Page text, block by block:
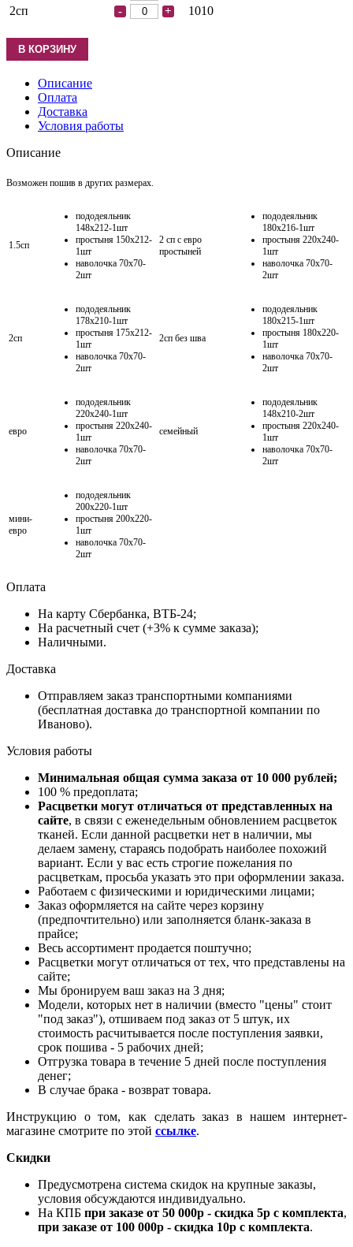
2сп
- + 1010
Описание
Оплата
Доставка
Условия работы
Описание
Возможен пошив в других размерах.
1.5сп
пододеяльник
148х212-1шт
простыня 150х212-
1шт
наволочка 70х70-
2шт
2 сп с евро
простыней
пододеяльник
180х216-1шт
простыня 220х240-
1шт
наволочка 70х70-
2шт
2сп
пододеяльник
178х210-1шт
простыня 175х212-
1шт
наволочка 70х70-
2шт
2сп без шва
пододеяльник
180х215-1шт
простыня 180х220-
1шт
наволочка 70х70-
2шт
евро
пододеяльник
220х240-1шт
простыня 220х240-
1шт
наволочка 70х70-
2шт
семейный
пододеяльник
148х210-2шт
простыня 220х240-
1шт
наволочка 70х70-
2шт
мини-
евро
пододеяльник
200х220-1шт
простыня 200х220-
1шт
наволочка 70х70-
2шт
Оплата
На карту Сбербанка, ВТБ-24;
На расчетный счет (+3% к сумме заказа);
Наличными.
Доставка
Отправляем заказ транспортными компаниями
(бесплатная доставка до транспортной компании по
Иваново).
Условия работы
Минимальная общая сумма заказа от 10 000 рублей;
100 % предоплата;
Расцветки могут отличаться от представленных на
сайте, в связи с еженедельным обновлением расцветок
тканей. Если данной расцветки нет в наличии, мы
делаем замену, стараясь подобрать наиболее похожий
вариант. Если у вас есть строгие пожелания по
расцветкам, просьба указать это при оформлении заказа.
Работаем с физическими и юридическими лицами;
Заказ оформляется на сайте через корзину
(предпочтительно) или заполняется бланк-заказа в
прайсе;
Весь ассортимент продается поштучно;
Расцветки могут отличаться от тех, что представлены на
сайте;
Мы бронируем ваш заказ на 3 дня;
Модели, которых нет в наличии (вместо "цены" стоит
"под заказ"), отшиваем под заказ от 5 штук, их
стоимость расчитывается после поступления заявки,
срок пошива - 5 рабочих дней;
Отгрузка товара в течение 5 дней после поступления
денег;
В случае брака - возврат товара.
Инструкцию о том, как сделать заказ в нашем интернет-
магазине смотрите по этой ссылке.
Скидки
Предусмотрена система скидок на крупные заказы,
условия обсуждаются индивидуально.
На КПБ при заказе от 50 000р - скидка 5р с комплекта,
при заказе от 100 000р - скидка 10р с комплекта.